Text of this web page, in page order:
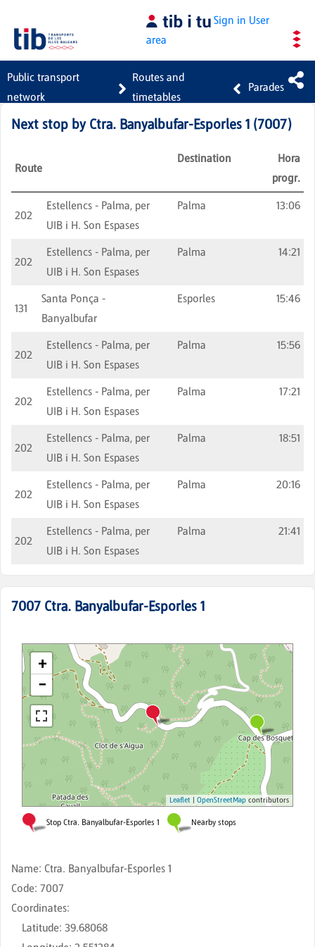
Sign in User
area
Public transport
network
Routes and
timetables
Parades
Next stop by Ctra. Banyalbufar-Esporles 1 (7007)
Route
Destination
Hora
progr.
202
Estellencs - Palma, per
UIB i H. Son Espases
Palma 13:06
202
Estellencs - Palma, per
UIB i H. Son Espases
Palma 14:21
131
Santa Ponça -
Banyalbufar
Esporles 15:46
202
Estellencs - Palma, per
UIB i H. Son Espases
Palma 15:56
202
Estellencs - Palma, per
UIB i H. Son Espases
Palma 17:21
202
Estellencs - Palma, per
UIB i H. Son Espases
Palma 18:51
202
Estellencs - Palma, per
UIB i H. Son Espases
Palma 20:16
202
Estellencs - Palma, per
UIB i H. Son Espases
Palma 21:41
7007 Ctra. Banyalbufar-Esporles 1
Name: Ctra. Banyalbufar-Esporles 1
Code: 7007
Coordinates:
Latitude: 39.68068